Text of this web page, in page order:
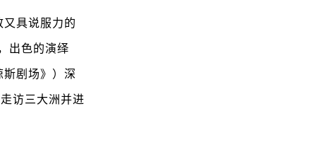
具说服力的
出色的演绎
剧场》）深
访三大洲并进